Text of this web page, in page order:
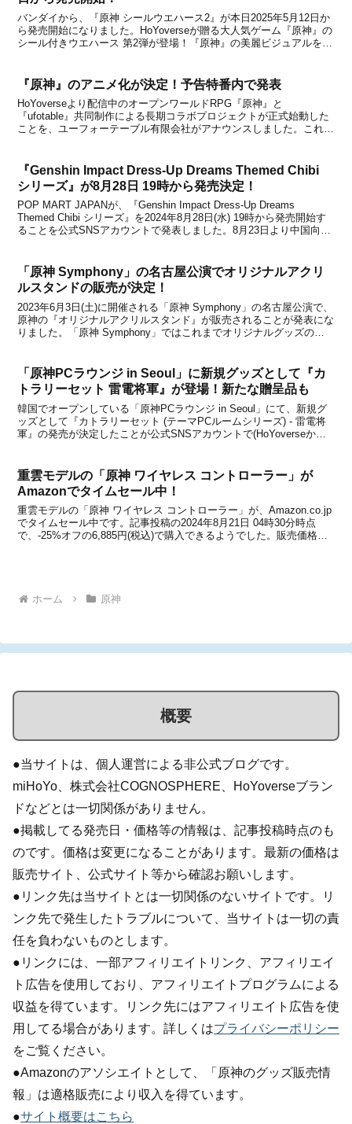
バンダイから、『原神 シールウエハース2』が本日2025年5月12日か
ら発売開始になりました。HoYoverseが贈る大人気ゲーム『原神』の
シール付きウエハース 第2弾が登場！『原神』の美麗ビジュアルをカ
『原神』のアニメ化が決定！予告特番内で発表
HoYoverseより配信中のオープンワールドRPG『原神』と
『ufotable』共同制作による長期コラボプロジェクトが正式始動した
ことを、ユーフォーテーブル有限会社がアナウンスしました。これは
『Genshin Impact Dress-Up Dreams Themed Chibi
シリーズ』が8月28日 19時から発売決定！
POP MART JAPANが、『Genshin Impact Dress-Up Dreams
Themed Chibi シリーズ』を2024年8月28日(水) 19時から発売開始す
ることを公式SNSアカウントで発表しました。8月23日より中国向け
「原神 Symphony」の名古屋公演でオリジナルアクリ
ルスタンドの販売が決定！
2023年6月3日(土)に開催される「原神 Symphony」の名古屋公演で、
原神の『オリジナルアクリルスタンド』が販売されることが発表にな
りました。「原神 Symphony」ではこれまでオリジナルグッズの販
「原神PCラウンジ in Seoul」に新規グッズとして『カ
トラリーセット 雷電将軍』が登場！新たな贈呈品も
韓国でオープンしている「原神PCラウンジ in Seoul」にて、新規グ
ッズとして『カトラリーセット (テーマPCルームシリーズ) - 雷電将
軍』の発売が決定したことが公式SNSアカウントで(HoYoverseから)
重雲モデルの「原神 ワイヤレス コントローラー」が
Amazonでタイムセール中！
重雲モデルの「原神 ワイヤレス コントローラー」が、Amazon.co.jp
でタイムセール中です。記事投稿の2024年8月21日 04時30分時点
で、-25%オフの6,885円(税込)で購入できるようでした。販売価格は
ホーム 原神
概要
●当サイトは、個人運営による非公式ブログです。
miHoYo、株式会社COGNOSPHERE、HoYoverseブラン
ドなどとは一切関係がありません。
●掲載してる発売日・価格等の情報は、記事投稿時点のも
のです。価格は変更になることがあります。最新の価格は
販売サイト、公式サイト等から確認お願いします。
●リンク先は当サイトとは一切関係のないサイトです。リ
ンク先で発生したトラブルについて、当サイトは一切の責
任を負わないものとします。
●リンクには、一部アフィリエイトリンク、アフィリエイ
ト広告を使用しており、アフィリエイトプログラムによる
収益を得ています。リンク先にはアフィリエイト広告を使
用してる場合があります。詳しくはプライバシーポリシー
をご覧ください。
●Amazonのアソシエイトとして、「原神のグッズ販売情
報」は適格販売により収入を得ています。
●サイト概要はこちら